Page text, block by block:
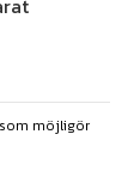
möjligör